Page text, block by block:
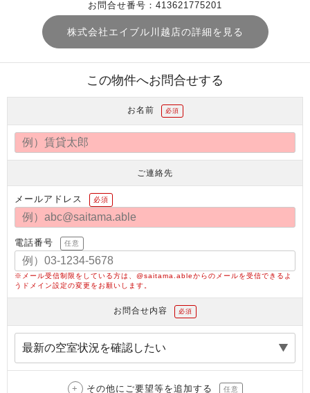
お問合せ番号：413621775201
株式会社エイブル川越店の詳細を見る
この物件へお問合せする
お名前 必須
ご連絡先
メールアドレス 必須
電話番号 任意
※メール受信制限をしている方は、@saitama.ableからのメールを受信できるよ
うドメイン設定の変更をお願いします。
お問合せ内容 必須
その他にご要望等を追加する 任意